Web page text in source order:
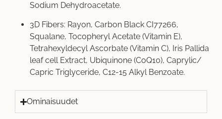
Sodium Dehydroacetate.
3D Fibers: Rayon, Carbon Black CI77266,
Squalane, Tocopheryl Acetate (Vitamin E),
Tetrahexyldecyl Ascorbate (Vitamin C), Iris Pallida
leaf cell Extract, Ubiquinone (CoQ10), Caprylic/
Capric Triglyceride, C12-15 Alkyl Benzoate.
Ominaisuudet